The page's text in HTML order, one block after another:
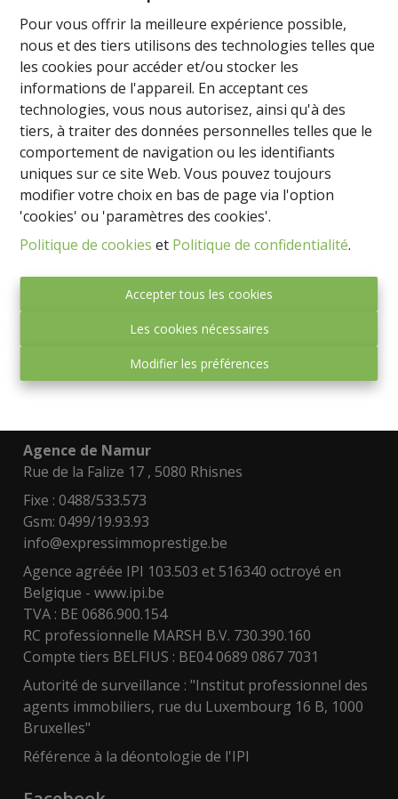
Pour vous offrir la meilleure expérience possible,
nous et des tiers utilisons des technologies telles que
les cookies pour accéder et/ou stocker les
informations de l'appareil. En acceptant ces
technologies, vous nous autorisez, ainsi qu'à des
tiers, à traiter des données personnelles telles que le
comportement de navigation ou les identifiants
uniques sur ce site Web. Vous pouvez toujours
modifier votre choix en bas de page via l'option
'cookies' ou 'paramètres des cookies'.
Politique de cookies et Politique de confidentialité.
Accepter tous les cookies
Les cookies nécessaires
Modifier les préférences
développement de terrains. Que vous recherchiez
une maison, un appartement ou un bien
d'investissement, nous sommes là pour vous aider à
trouver la perle rare.
Nos régions de prédilection sont Namur, le Brabant
wallon, le Hainaut et même la magnifique côte
Espagnole. Que vous souhaitiez trouver votre chez-
vous idéal ou investir dans l'immobilier, nous avons
les connaissances et le réseau nécessaire pour vous
guider vers les meilleures opportunités.
concrétiser vos projets immobiliers. Contactez-nous
dès maintenant pour obtenir des conseils
personnalisés et commencer votre parcours vers la
Agence de Namur
Rue de la Falize 17 , 5080 Rhisnes
Fixe : 0488/533.573
Gsm: 0499/19.93.93
info@expressimmoprestige.be
Agence agréée IPI 103.503 et 516340 octroyé en
Belgique - www.ipi.be
TVA : BE 0686.900.154
RC professionnelle MARSH B.V. 730.390.160
Compte tiers BELFIUS : BE04 0689 0867 7031
Autorité de surveillance : "Institut professionnel des
agents immobiliers, rue du Luxembourg 16 B, 1000
Bruxelles"
Référence à la déontologie de l'IPI